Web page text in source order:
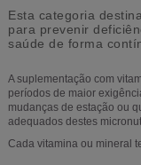
Esta categoria
para prevenir
saúde de forma
A suplementação com
períodos de maior
mudanças de estação ou
adequados destes
Cada vitamina ou mineral